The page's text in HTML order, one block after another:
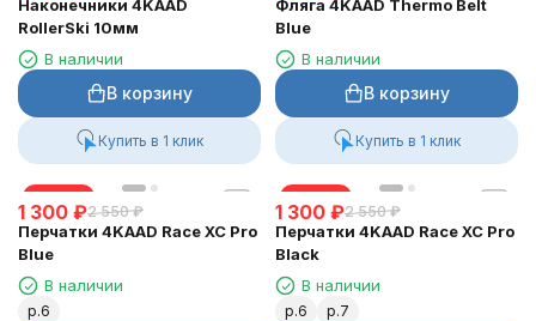
Наконечники 4KAAD
RollerSki 10мм
В наличии
В корзину
Купить в 1 клик
Фляга 4KAAD Thermo Belt
Blue
В наличии
В корзину
Купить в 1 клик
скидка
1 300 ₽2 550 ₽
Перчатки 4KAAD Race XC Pro
Blue
В наличии
р.6
скидка
1 300 ₽2 550 ₽
Перчатки 4KAAD Race XC Pro
Black
В наличии
р.6 р.7